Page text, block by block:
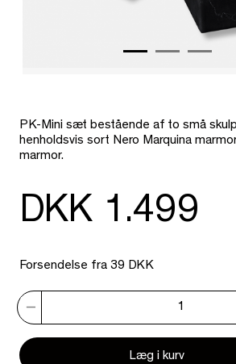
PK-Mini sæt bestående af to små
henholdsvis sort Nero Marquina
marmor.
DKK 1.499
Forsendelse fra 39 DKK
Læg i kurv